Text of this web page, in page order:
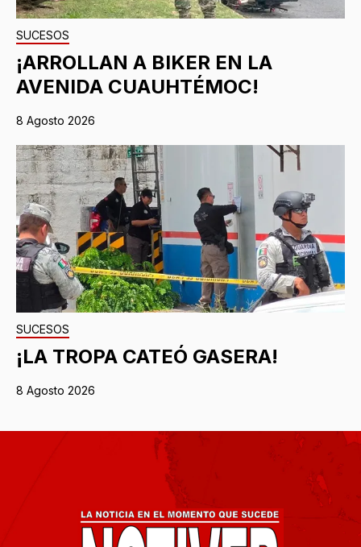
SUCESOS
¡ARROLLAN A BIKER EN LA
AVENIDA CUAUHTÉMOC!
8 Agosto 2026
SUCESOS
¡LA TROPA CATEÓ GASERA!
8 Agosto 2026